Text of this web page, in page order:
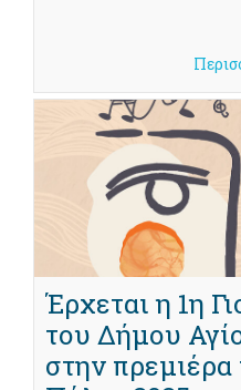
Έρχεται η 1η
του Δήμου
στην